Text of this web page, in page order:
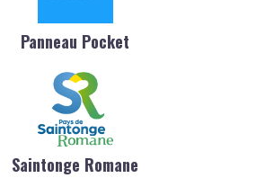
Panneau Pocket
Saintonge Romane